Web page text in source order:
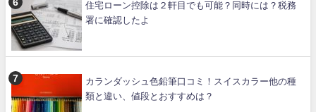
住宅ローン控除は２軒目でも可能？同時には？税務
署に確認したよ
カランダッシュ色鉛筆口コミ！スイスカラー他の種
類と違い、値段とおすすめは？